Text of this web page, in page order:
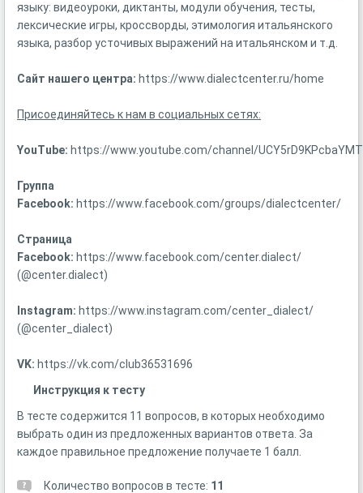
языку: видеоуроки, диктанты, модули обучения, тесты,
лексические игры, кроссворды, этимология итальянского
языка, разбор усточивых выражений на итальянском и т.д.
Сайт нашего центра: https://www.dialectcenter.ru/home
Присоединяйтесь к нам в социальных сетях:
YouTube: https://www.youtube.com/channel/
Группа
Facebook: https://www.facebook.com/groups/dialectcenter/
Страница
Facebook: https://www.facebook.com/center.dialect/
(@center.dialect)
Instagram: https://www.instagram.com/center_dialect/
(@center_dialect)
VK: https://vk.com/club36531696
Инструкция к тесту
В тесте содержится 11 вопросов, в которых необходимо
выбрать один из предложенных вариантов ответа. За
каждое правильное предложение получаете 1 балл.
Количество вопросов в тесте: 11